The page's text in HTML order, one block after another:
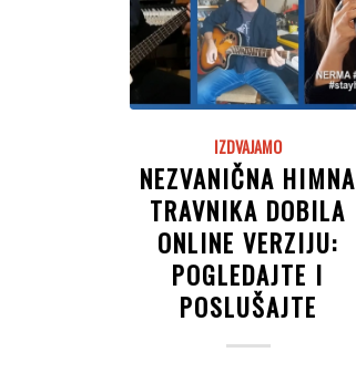
IZDVAJAMO
NEZVANIČNA HIMNA
TRAVNIKA DOBILA
ONLINE VERZIJU:
POGLEDAJTE I
POSLUŠAJTE